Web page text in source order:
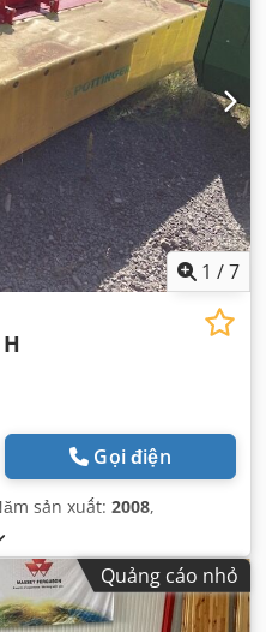
1 /7
Gọi điện
sản xuất: 2008,
Quảng cáo nhỏ